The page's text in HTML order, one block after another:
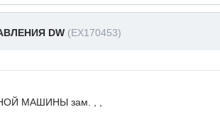
DW (EX170453)
МАШИНЫ зам. , ,